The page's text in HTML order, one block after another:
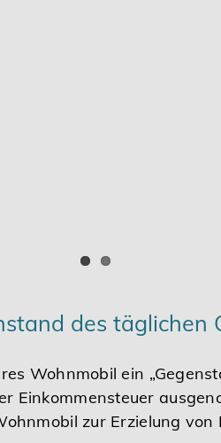
des täglichen
Wohnmobil ein
Einkommensteuer
zur Erzielung